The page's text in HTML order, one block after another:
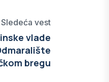
Sledeća vest
vlade
bregu